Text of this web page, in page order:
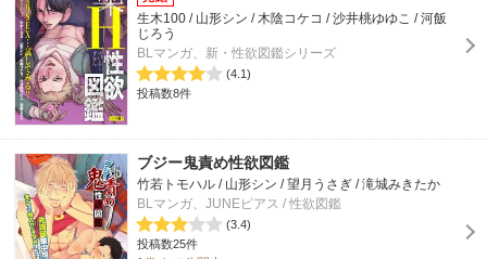
生木100 / 山形シン / 木陰コケコ / 沙井桃ゆゆこ / 河飯
じろう
BLマンガ、新・性欲図鑑シリーズ
(4.1)
投稿数8件
ブジー鬼責め性欲図鑑
竹若トモハル / 山形シン / 望月うさぎ / 滝城みきたか
BLマンガ、JUNEピアス / 性欲図鑑
(3.4)
投稿数25件